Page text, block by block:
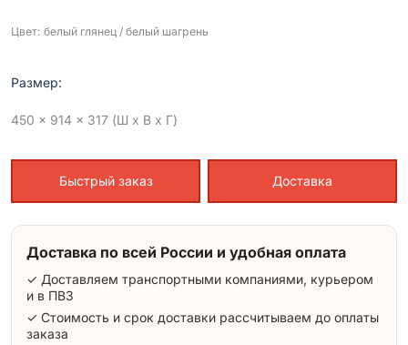
Цвет: белый глянец / белый шагрень
Размер:
450 x 914 x 317 (Ш x В x Г)
Быстрый заказ Доставка
Доставка по всей России и удобная оплата
✓ Доставляем транспортными компаниями, курьером
и в ПВЗ
✓ Стоимость и срок доставки рассчитываем до оплаты
заказа